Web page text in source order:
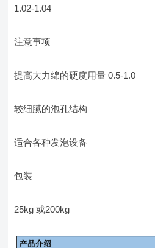
1.02-1.04
注意事项
提高大力绵的硬度用量 0.5-1.0
较细腻的泡孔结构
适合各种发泡设备
包装
25kg 或200kg